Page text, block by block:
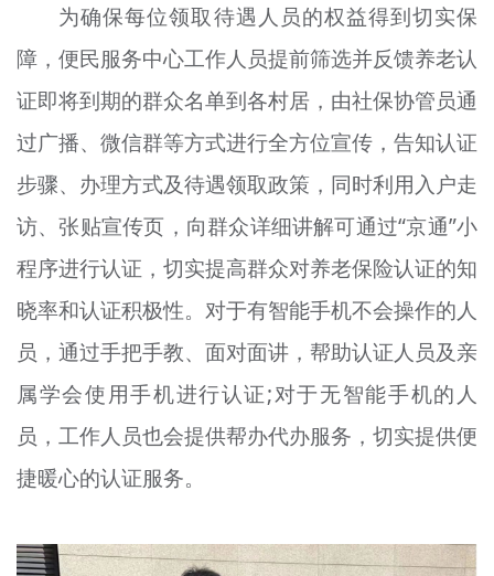
为确保每位领取待遇人员的权益得到切实保
障，便民服务中心工作人员提前筛选并反馈养老认
证即将到期的群众名单到各村居，由社保协管员通
过广播、微信群等方式进行全方位宣传，告知认证
步骤、办理方式及待遇领取政策，同时利用入户走
访、张贴宣传页，向群众详细讲解可通过“京通”小
程序进行认证，切实提高群众对养老保险认证的知
晓率和认证积极性。对于有智能手机不会操作的人
员，通过手把手教、面对面讲，帮助认证人员及亲
属学会使用手机进行认证;对于无智能手机的人
员，工作人员也会提供帮办代办服务，切实提供便
捷暖心的认证服务。